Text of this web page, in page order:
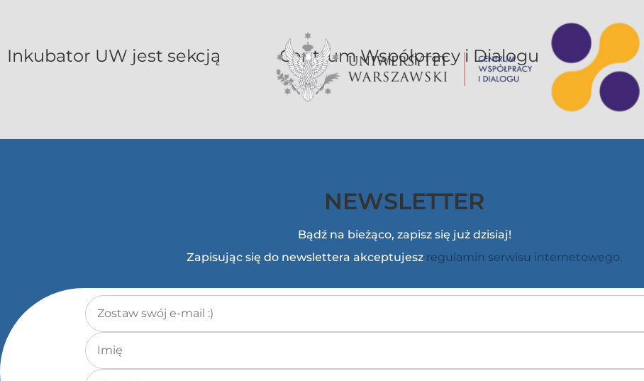
Inkubator UW jest sekcją Centrum Współpracy i Dialogu
NEWSLETTER
Bądź na bieżąco, zapisz się już dzisiaj!
Zapisując się do newslettera akceptujesz regulamin serwisu internetowego.
Adres e-mail*
Imię
Nazwisko